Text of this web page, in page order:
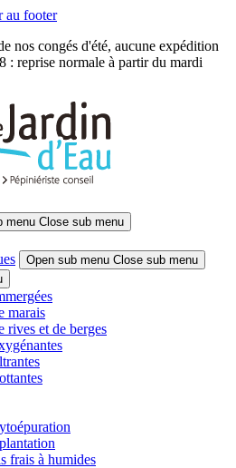
au footer
nos congés d'été, aucune expédition
: reprise normale à partir du mardi
menu Close sub menu
Open sub menu Close sub menu
marais
rives et de berges
frais à humides